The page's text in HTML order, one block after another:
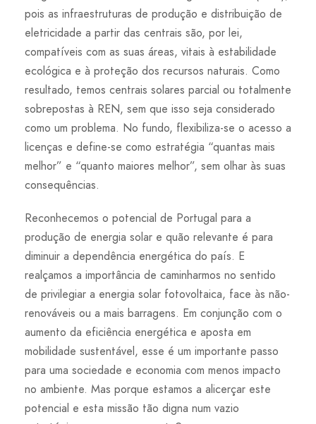
pois as infraestruturas de produção e distribuição de
eletricidade a partir das centrais são, por lei,
compatíveis com as suas áreas, vitais à estabilidade
ecológica e à proteção dos recursos naturais. Como
resultado, temos centrais solares parcial ou totalmente
sobrepostas à REN, sem que isso seja considerado
como um problema. No fundo, flexibiliza-se o acesso a
licenças e define-se como estratégia “quantas mais
melhor” e “quanto maiores melhor”, sem olhar às suas
consequências.
Reconhecemos o potencial de Portugal para a
produção de energia solar e quão relevante é para
diminuir a dependência energética do país. E
realçamos a importância de caminharmos no sentido
de privilegiar a energia solar fotovoltaica, face às não-
renováveis ou a mais barragens. Em conjunção com o
aumento da eficiência energética e aposta em
mobilidade sustentável, esse é um importante passo
para uma sociedade e economia com menos impacto
no ambiente. Mas porque estamos a alicerçar este
potencial e esta missão tão digna num vazio